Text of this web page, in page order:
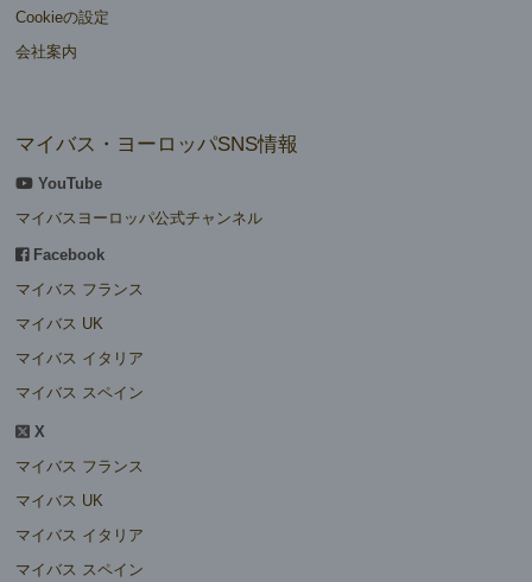
Cookieの設定
会社案内
マイバス・ヨーロッパSNS情報
YouTube
マイバスヨーロッパ公式チャンネル
Facebook
マイバス フランス
マイバス UK
マイバス イタリア
マイバス スペイン
X
マイバス フランス
マイバス UK
マイバス イタリア
マイバス スペイン